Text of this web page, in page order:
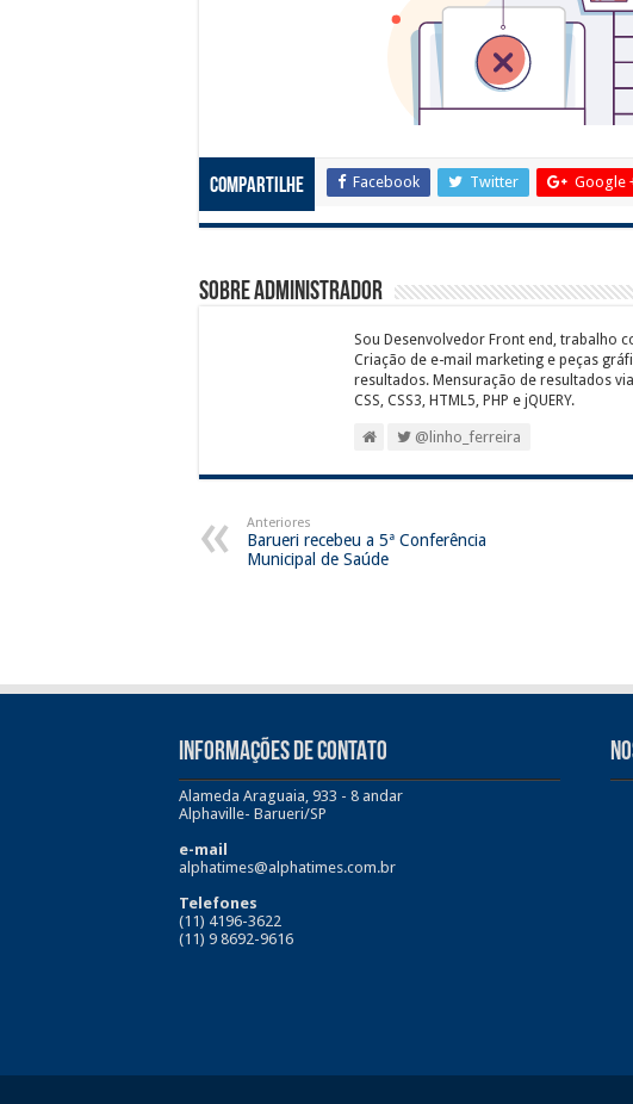
Compartilhe Facebook Twitter Google
Sobre Administrador
Sou Desenvolvedor Front end, trabalho
Criação de e-mail marketing e peças
resultados. Mensuração de resultados
CSS, CSS3, HTML5, PHP e jQUERY.
@linho_ferreira
Anteriores
Barueri recebeu a 5ª Conferência
Municipal de Saúde
INFORMAÇÕES DE CONTATO
Alameda Araguaia, 933 - 8 andar
Alphaville- Barueri/SP
e-mail
alphatimes@alphatimes.com.br
Telefones
(11) 4196-3622
(11) 9 8692-9616